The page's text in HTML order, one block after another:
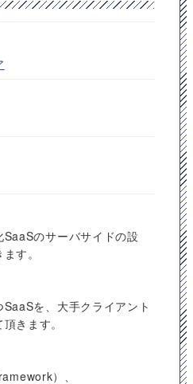
のサーバサイドの設
す。
を、大手クライアント
きます。
）、